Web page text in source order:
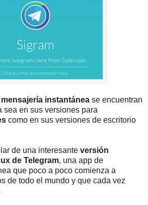
mensajería instantánea se encuentran
sea en sus versiones para
como en sus versiones de escritorio
de una interesante versión
de Telegram, una app de
que poco a poco comienza a
de todo el mundo y que cada vez